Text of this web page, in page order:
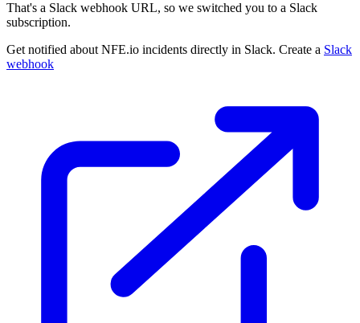
That's a Slack webhook URL, so we switched you to a Slack
subscription.
Get notified about NFE.io incidents directly in Slack. Create a Slack
webhook